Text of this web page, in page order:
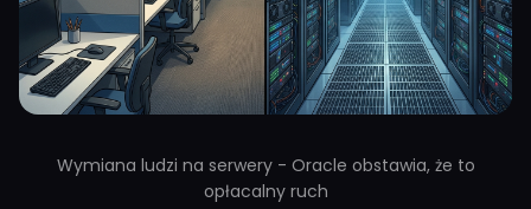
Wymiana ludzi na serwery - Oracle obstawia, że to
opłacalny ruch